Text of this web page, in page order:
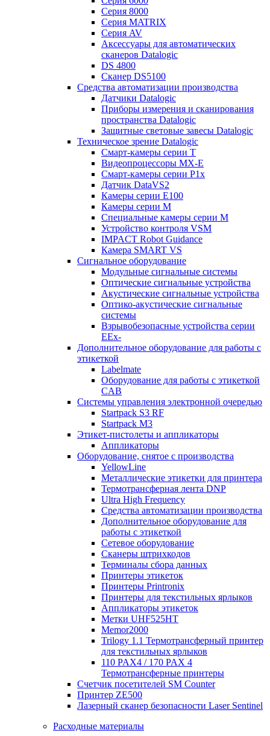
Серия 8000
Серия MATRIX
Серия AV
Аксессуары для автоматических
сканеров Datalogic
DS 4800
Сканер DS5100
Средства автоматизации производства
Датчики Datalogic
Приборы измерения и сканирования
пространства Datalogic
Защитные световые завесы Datalogic
Техническое зрение Datalogic
Смарт-камеры серии T
Видеопроцессоры MX-E
Смарт-камеры серии P1x
Датчик DataVS2
Камеры серии E100
Камеры серии M
Специальные камеры серии M
Устройство контроля VSM
IMPACT Robot Guidance
Камера SMART VS
Cигнальное оборудование
Модульные сигнальные системы
Оптические сигнальные устройства
Акустические сигнальные устройства
Оптико-акустические сигнальные
системы
Взрывобезопасные устройства серии
EEx-
Дополнительное оборудование для работы с
этикеткой
Labelmate
Оборудование для работы с этикеткой
CAB
Системы управления электронной очередью
Startpack S3 RF
Startpack M3
Этикет-пистолеты и аппликаторы
Аппликаторы
Оборудование, снятое с производства
YellowLine
Металлические этикетки для принтера
Термотрансферная лента DNP
Ultra High Frequency
Средства автоматизации производства
Дополнительное оборудование для
работы с этикеткой
Сетевое оборудование
Сканеры штрихкодов
Терминалы сбора данных
Принтеры этикеток
Принтеры Printronix
Принтеры для текстильных ярлыков
Аппликаторы этикеток
Метки UHF525HT
Memor2000
Trilogy 1.1 Термотрансферный принтер
для текстильных ярлыков
110 PAX4 / 170 PAX 4
Термотрансферные принтеры
Счетчик посетителей SM Counter
Принтер ZE500
Лазерный сканер безопасности Laser Sentinel
Расходные материалы